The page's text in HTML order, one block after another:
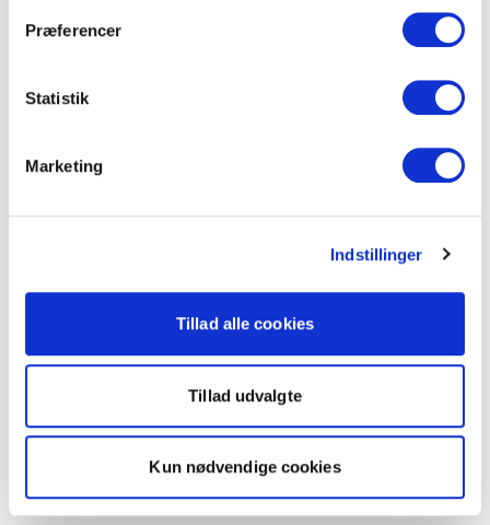
Præferencer
Statistik
Marketing
Indstillinger
Tillad alle cookies
Tillad udvalgte
Kun nødvendige cookies